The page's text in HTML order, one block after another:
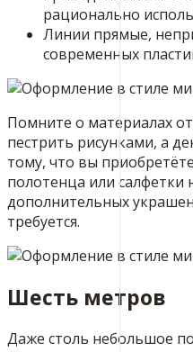
рационально
Линии прямые,
современных
Помните о материалах
пестрить рисунками, а
тому, что вы
полотенца или салфетки
дополнительных
требуется.
Шесть метров
Даже столь небольшое